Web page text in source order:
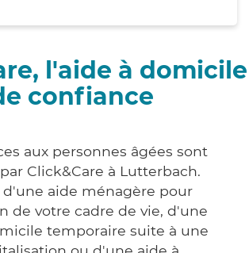
l'aide à domicile
confiance
aux personnes âgées sont
Click&Care à Lutterbach.
d'une aide ménagère pour
de votre cadre de vie, d'une
temporaire suite à une